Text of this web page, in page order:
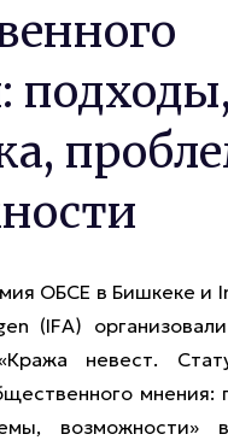
подходы,
ОБСЕ в Бишкеке и
(IFA)
невест.
мнения:
возможности»